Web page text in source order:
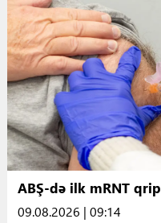
ABŞ-də ilk mRNT
09.08.2026 | 09:14